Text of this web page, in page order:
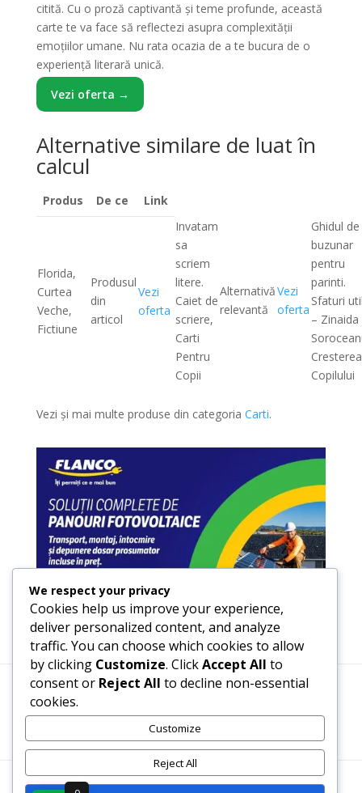
citită. Cu o proză captivantă și teme profunde, această
carte te va face să reflectezi asupra complexității
emoțiilor umane. Nu rata ocazia de a te bucura de o
experiență literară unică.
Vezi oferta →
Alternative similare de luat în
calcul
Produs De ce Link
Florida,
Curtea
Veche,
Fictiune
Produsul
din
articol
Vezi
oferta
Invatam
sa
scriem
litere.
Caiet de
scriere,
Carti
Pentru
Copii
Alternativă
relevantă
Vezi
oferta
Ghidul de
buzunar
pentru
parinti.
Sfaturi
– Zinaida
Cresterea
Copilului
Vezi și mai multe produse din categoria Carti.
Termeni, Condiții & Protecția Datelor (GDPR)
WWW.RECENZII-CARTI.RO ©2026 TOATE DREPTURILE
We respect your privacy
Cookies help us improve your experience,
deliver personalized content, and analyze
traffic. You can choose which cookies to allow
by clicking Customize. ClickAccept All to
consent or Reject All to decline non-essential
cookies.
Customize
Reject All